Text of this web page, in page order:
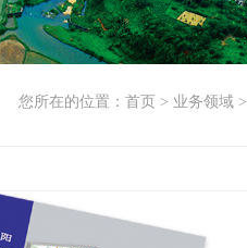
您所在的位置： 首页 > 业务领域>